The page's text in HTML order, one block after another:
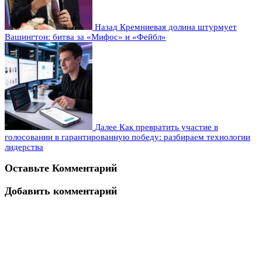
Назад Кремниевая долина штурмует
Вашингтон: битва за «Мифос» и «Фейбл»
Далее Как превратить участие в
голосовании в гарантированную победу: разбираем технологии
лидерства
Оставьте Комментарий
Добавить комментарий